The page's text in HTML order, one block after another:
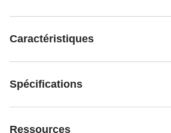
Caractéristiques
Spécifications
Ressources